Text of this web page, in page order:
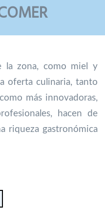
la zona, como miel y
oferta culinaria, tanto
más innovadoras,
hacen de
riqueza gastronómica